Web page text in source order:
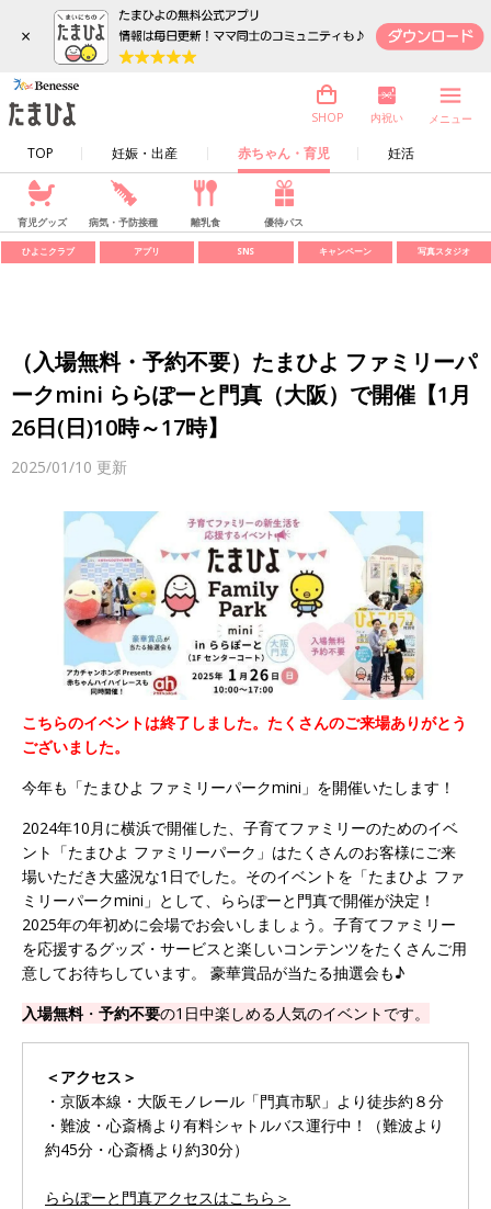
×
TOP 妊娠・出産 赤ちゃん・育児 妊活
SHOP 内祝い メニュー
育児グッズ 病気・予防接種 離乳食 優待パス
ひよこクラブ アプリ SNS キャンペーン 写真スタジオ
（入場無料・予約不要）たまひよ ファミリーパ
ークmini ららぽーと門真（大阪）で開催【1月
26日(日)10時～17時】
2025/01/10 更新
こちらのイベントは終了しました。たくさんのご来場ありがとう
ございました。
今年も「たまひよ ファミリーパークmini」を開催いたします！
2024年10月に横浜で開催した、子育てファミリーのためのイベ
ント「たまひよ ファミリーパーク」はたくさんのお客様にご来
場いただき大盛況な1日でした。そのイベントを「たまひよ ファ
ミリーパークmini」として、ららぽーと門真で開催が決定！
2025年の年初めに会場でお会いしましょう。子育てファミリー
を応援するグッズ・サービスと楽しいコンテンツをたくさんご用
意してお待ちしています。 豪華賞品が当たる抽選会も♪
入場無料・ 予約不要の1日中楽しめる人気のイベントです。
＜アクセス＞
・京阪本線・大阪モノレール「門真市駅」より徒歩約８分
・難波・心斎橋より有料シャトルバス運行中！（難波より
約45分・心斎橋より約30分）
ららぽーと門真アクセスはこちら＞